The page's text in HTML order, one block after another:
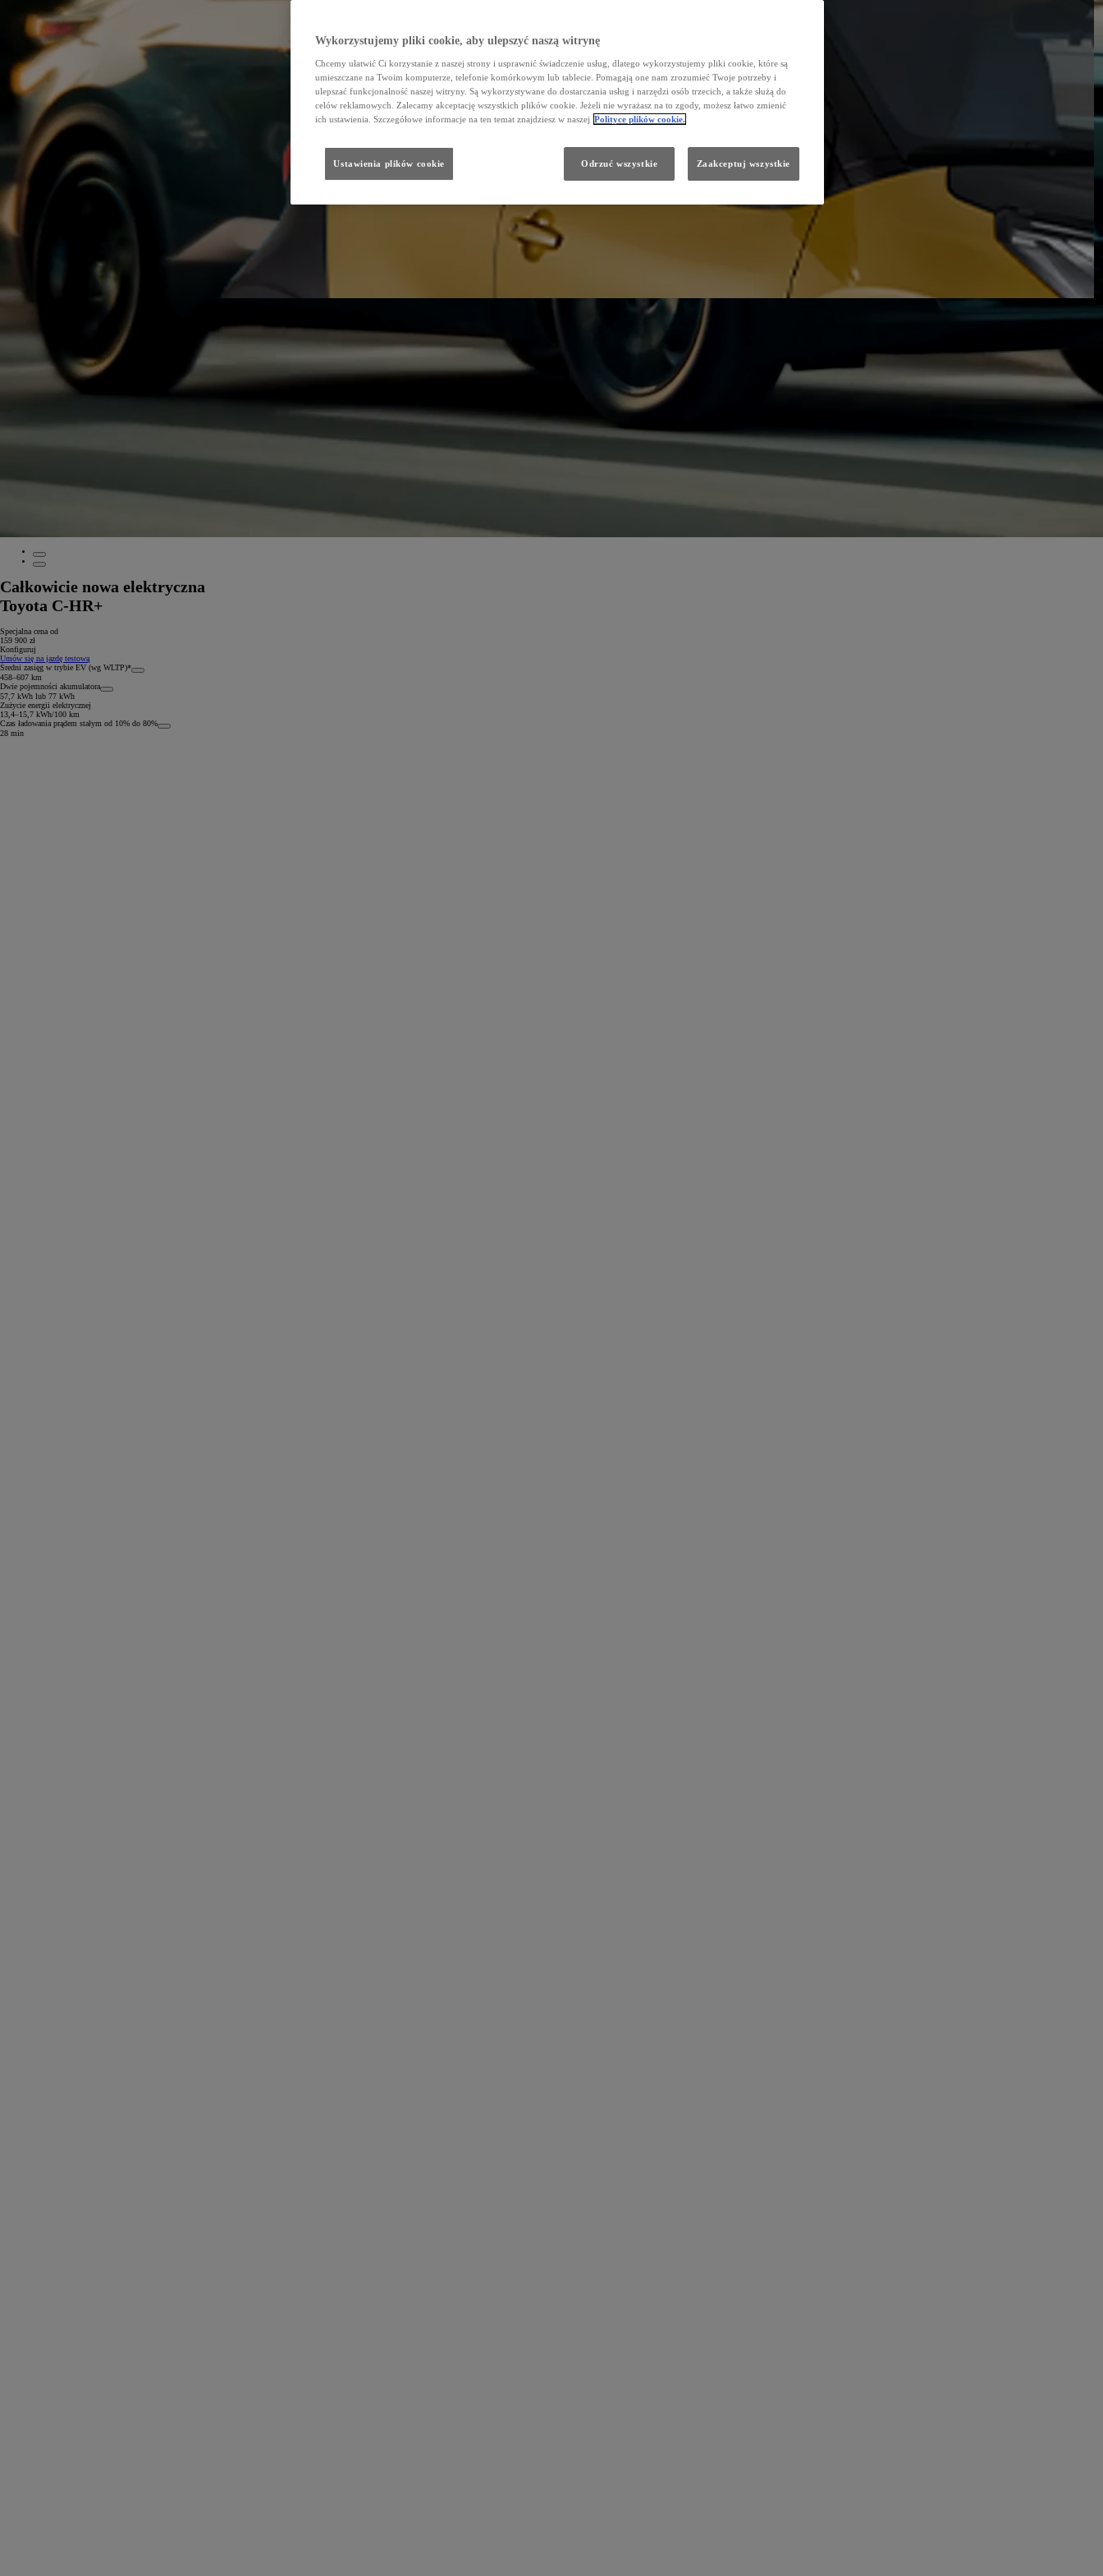
Całkowicie nowa elektryczna
Toyota C-HR+
Specjalna cena od
159 900 zł
Konfiguruj
Umów się na jazdę testową
Średni zasięg w trybie EV (wg WLTP)*
458–607 km
Dwie pojemności akumulatora
57,7 kWh lub 77 kWh
Zużycie energii elektrycznej
13,4–15,7 kWh/100 km
Czas ładowania prądem stałym od 10% do 80%
28 min
Wykorzystujemy pliki cookie, aby ulepszyć naszą witrynę
Chcemy ułatwić Ci korzystanie z naszej strony i usprawnić świadczenie usług, dlatego wykorzystujemy pliki cookie, które są
umieszczane na Twoim komputerze, telefonie komórkowym lub tablecie. Pomagają one nam zrozumieć Twoje potrzeby i
ulepszać funkcjonalność naszej witryny. Są wykorzystywane do dostarczania usług i narzędzi osób trzecich, a także służą do
celów reklamowych. Zalecamy akceptację wszystkich plików cookie. Jeżeli nie wyrażasz na to zgody, możesz łatwo zmienić
ich ustawienia. Szczegółowe informacje na ten temat znajdziesz w naszej Polityce plików cookie.
Ustawienia plików cookie Odrzuć wszystkie Zaakceptuj wszystkie